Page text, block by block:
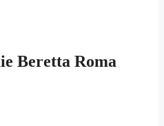
Beretta Roma